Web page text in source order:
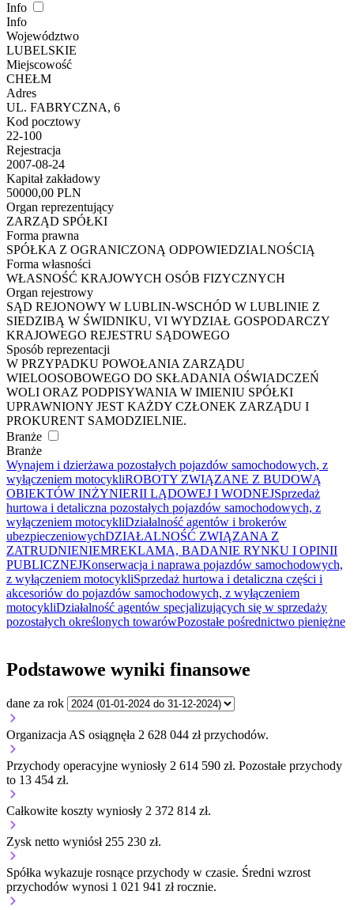
Info
Info
Województwo
LUBELSKIE
Miejscowość
CHEŁM
Adres
UL. FABRYCZNA, 6
Kod pocztowy
22-100
Rejestracja
2007-08-24
Kapitał zakładowy
50000,00 PLN
Organ reprezentujący
ZARZĄD SPÓŁKI
Forma prawna
SPÓŁKA Z OGRANICZONĄ ODPOWIEDZIALNOŚCIĄ
Forma własności
WŁASNOŚĆ KRAJOWYCH OSÓB FIZYCZNYCH
Organ rejestrowy
SĄD REJONOWY W LUBLIN-WSCHÓD W LUBLINIE Z
SIEDZIBĄ W ŚWIDNIKU, VI WYDZIAŁ GOSPODARCZY
KRAJOWEGO REJESTRU SĄDOWEGO
Sposób reprezentacji
W PRZYPADKU POWOŁANIA ZARZĄDU
WIELOOSOBOWEGO DO SKŁADANIA OŚWIADCZEŃ
WOLI ORAZ PODPISYWANIA W IMIENIU SPÓŁKI
UPRAWNIONY JEST KAŻDY CZŁONEK ZARZĄDU I
PROKURENT SAMODZIELNIE.
Branże
Branże
Wynajem i dzierżawa pozostałych pojazdów samochodowych, z
wyłączeniem motocykliROBOTY ZWIĄZANE Z BUDOWĄ
OBIEKTÓW INŻYNIERII LĄDOWEJ I WODNEJSprzedaż
hurtowa i detaliczna pozostałych pojazdów samochodowych, z
wyłączeniem motocykliDziałalność agentów i brokerów
ubezpieczeniowychDZIAŁALNOŚĆ ZWIĄZANA Z
ZATRUDNIENIEMREKLAMA, BADANIE RYNKU I OPINII
PUBLICZNEJKonserwacja i naprawa pojazdów samochodowych,
z wyłączeniem motocykliSprzedaż hurtowa i detaliczna części i
akcesoriów do pojazdów samochodowych, z wyłączeniem
motocykliDziałalność agentów specjalizujących się w sprzedaży
pozostałych określonych towarówPozostałe pośrednictwo pieniężne
Podstawowe wyniki finansowe
dane za rok
Organizacja AS osiągnęła 2 628 044 zł przychodów.
Przychody operacyjne wyniosły 2 614 590 zł. Pozostałe przychody
to 13 454 zł.
Całkowite koszty wyniosły 2 372 814 zł.
Zysk netto wyniósł 255 230 zł.
Spółka wykazuje rosnące przychody w czasie. Średni wzrost
przychodów wynosi 1 021 941 zł rocznie.